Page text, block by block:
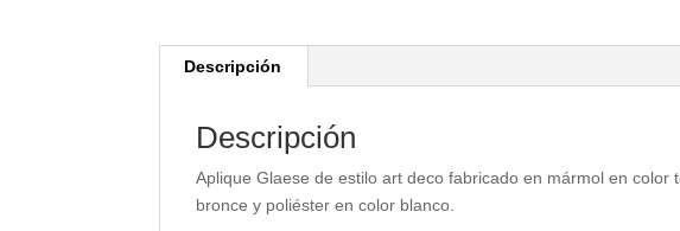
Descripción
Descripción
Aplique Glaese de estilo art deco fabricado en mármol en
bronce y poliéster en color blanco.